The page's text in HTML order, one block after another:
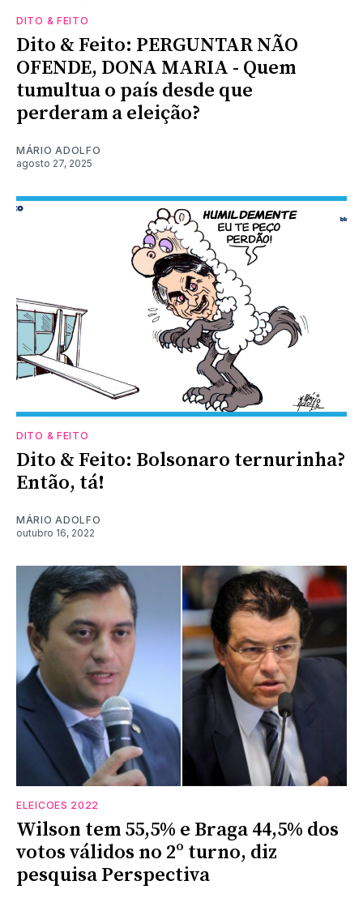
DITO & FEITO
Dito & Feito: PERGUNTAR NÃO
OFENDE, DONA MARIA - Quem
tumultua o país desde que
perderam a eleição?
MÁRIO ADOLFO
agosto 27, 2025
DITO & FEITO
Dito & Feito: Bolsonaro ternurinha?
Então, tá!
MÁRIO ADOLFO
outubro 16, 2022
ELEICOES 2022
Wilson tem 55,5% e Braga 44,5% dos
votos válidos no 2º turno, diz
pesquisa Perspectiva